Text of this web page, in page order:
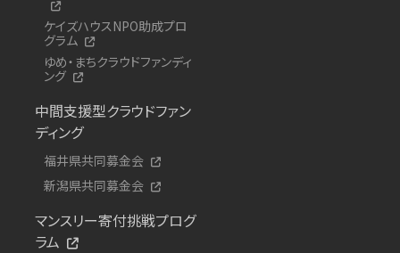
ケイズハウスNPO助成プロ
グラム
ゆめ・まちクラウドファンディ
ング
中間支援型クラウドファン
ディング
福井県共同募金会
新潟県共同募金会
マンスリー寄付挑戦プログ
ラム